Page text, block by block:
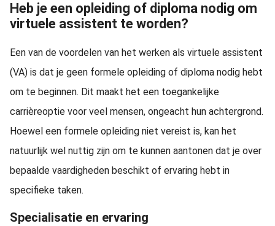
Heb je een opleiding of diploma nodig om
virtuele assistent te worden?
Een van de voordelen van het werken als virtuele assistent
(VA) is dat je geen formele opleiding of diploma nodig hebt
om te beginnen. Dit maakt het een toegankelijke
carrièreoptie voor veel mensen, ongeacht hun achtergrond.
Hoewel een formele opleiding niet vereist is, kan het
natuurlijk wel nuttig zijn om te kunnen aantonen dat je over
bepaalde vaardigheden beschikt of ervaring hebt in
specifieke taken.
Specialisatie en ervaring